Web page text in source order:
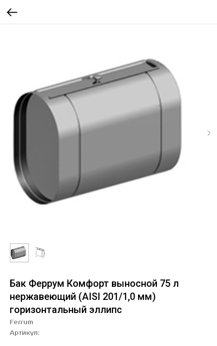
Бак Феррум Комфорт выносной 75 л
нержавеющий (AISI 201/1,0 мм)
горизонтальный эллипс
Ferrum
Артикул: